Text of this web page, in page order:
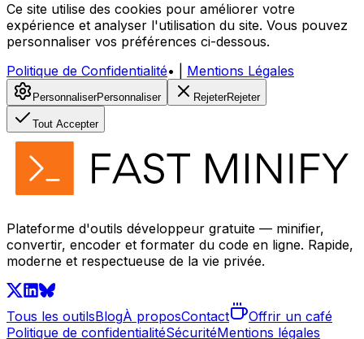
Ce site utilise des cookies pour améliorer votre
expérience et analyser l'utilisation du site. Vous pouvez
personnaliser vos préférences ci-dessous.
Politique de Confidentialité• Mentions Légales
PersonnaliserPersonnaliser RejeterRejeter
Tout Accepter
Plateforme d'outils développeur gratuite — minifier,
convertir, encoder et formater du code en ligne. Rapide,
moderne et respectueuse de la vie privée.
Tous les outilsBlogÀ proposContact
Offrir un café
Politique de confidentialitéSécuritéMentions légales